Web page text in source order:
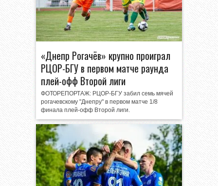
«Днепр Рогачёв» крупно проиграл
РЦОР-БГУ в первом матче раунда
плей-офф Второй лиги
ФОТОРЕПОРТАЖ: РЦОР-БГУ забил семь мячей
рогачевскому "Днепру" в первом матче 1/8
финала плей-офф Второй лиги.